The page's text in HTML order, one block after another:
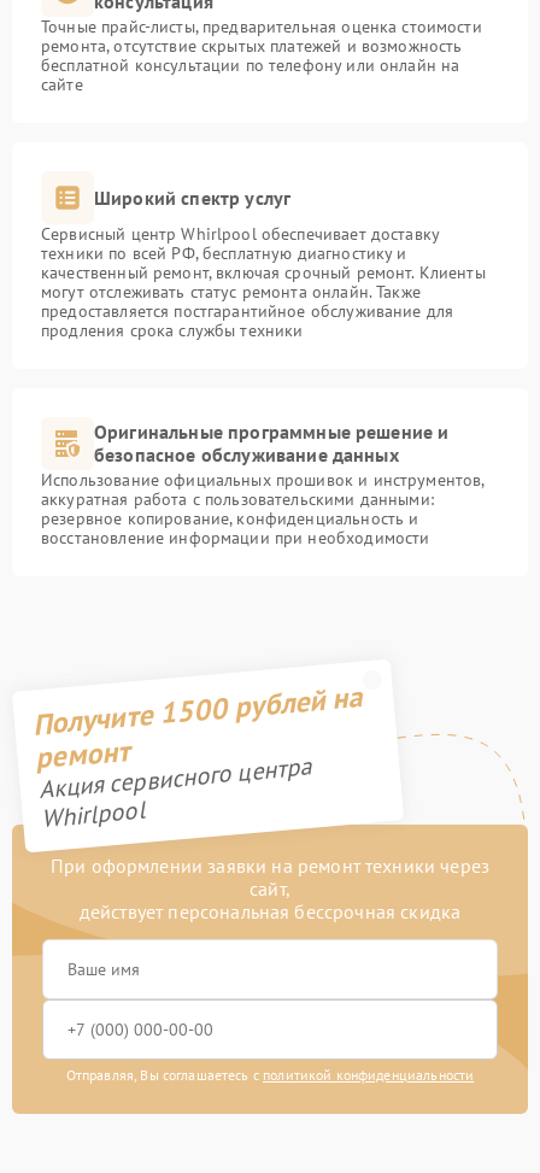
Точные прайс-листы, предварительная оценка стоимости
ремонта, отсутствие скрытых платежей и возможность
бесплатной консультации по телефону или онлайн на
сайте
Широкий спектр услуг
Сервисный центр Whirlpool обеспечивает доставку
техники по всей РФ, бесплатную диагностику и
качественный ремонт, включая срочный ремонт. Клиенты
могут отслеживать статус ремонта онлайн. Также
предоставляется постгарантийное обслуживание для
продления срока службы техники
Оригинальные программные решение и
безопасное обслуживание данных
Использование официальных прошивок и инструментов,
аккуратная работа с пользовательскими данными:
резервное копирование, конфиденциальность и
восстановление информации при необходимости
Получите 1500 рублей на
ремонт
Акция сервисного центра
Whirlpool
При оформлении заявки на ремонт техники через
сайт,
действует персональная бессрочная скидка
Отправляя, Вы соглашаетесь с политикой конфиденциальности